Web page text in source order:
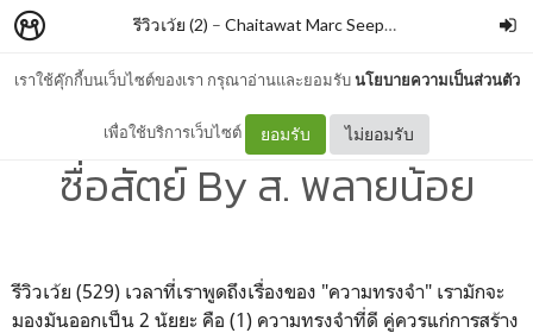
เราใช้คุ๊กกี้บนเว็บไซต์ของเรา กรุณาอ่านและยอมรับนโยบายความเป็นส่วนตัว
เพื่อใช้บริการเว็บไซต์ ยอมรับ ไม่ยอมรับ
รีวิวเว้ย (2) – Chaitawat Marc Seephongsai
พระยาพหลฯ นายกรัฐมนตรีผู้
ซื่อสัตย์ By ส. พลายน้อย
รีวิวเว้ย (529) เวลาที่เราพูดถึงเรื่องของ "ความทรงจำ" เรามักจะ
มองมันออกเป็น 2 นัยยะ คือ (1) ความทรงจำที่ดี คู่ควรแก่การสร้าง